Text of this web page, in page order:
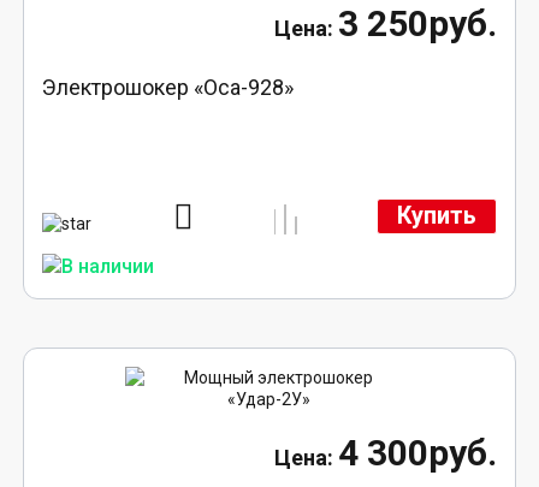
3 250руб.
Электрошокер «Оса-928»
Купить
4 300руб.